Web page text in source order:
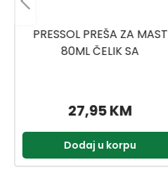
PRESSOL PREŠA ZA MAST
80ML ČELIK SA
27,95 KM
Dodaj u korpu